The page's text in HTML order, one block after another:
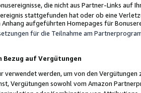
die nicht aus Partner-Links auf
stattgefunden hat oder ob eine
aufgeführten Homepages für
für die Teilnahme am
Bezug auf Vergütungen
verwendet werden, um von den
Vergütungen sowohl vom Amazon